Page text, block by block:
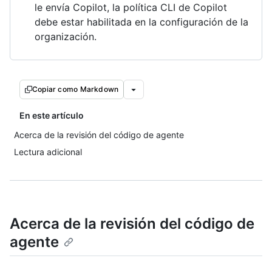
le envía Copilot, la política CLI de Copilot
debe estar habilitada en la configuración de la
organización.
Copiar como Markdown
En este artículo
Acerca de la revisión del código de agente
Lectura adicional
Acerca de la revisión del código de
agente